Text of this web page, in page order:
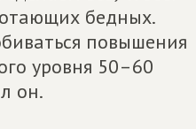
бедных.
повышения
уровня 50–60
он.